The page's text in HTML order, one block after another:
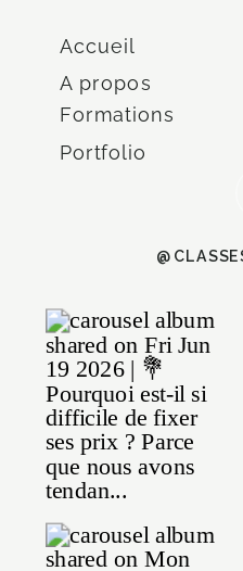
Accueil
A propos
Portfolio
Formations